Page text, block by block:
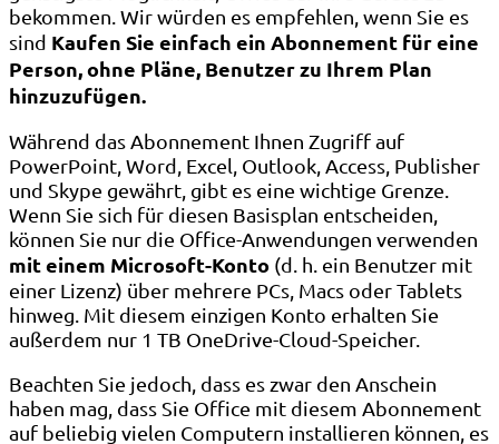
bekommen. Wir würden es empfehlen, wenn Sie es
sind Kaufen Sie einfach ein Abonnement für eine
Person, ohne Pläne, Benutzer zu Ihrem Plan
hinzuzufügen.
Während das Abonnement Ihnen Zugriff auf
PowerPoint, Word, Excel, Outlook, Access, Publisher
und Skype gewährt, gibt es eine wichtige Grenze.
Wenn Sie sich für diesen Basisplan entscheiden,
können Sie nur die Office-Anwendungen verwenden
mit einem Microsoft-Konto (d. h. ein Benutzer mit
einer Lizenz) über mehrere PCs, Macs oder Tablets
hinweg. Mit diesem einzigen Konto erhalten Sie
außerdem nur 1 TB OneDrive-Cloud-Speicher.
Beachten Sie jedoch, dass es zwar den Anschein
haben mag, dass Sie Office mit diesem Abonnement
auf beliebig vielen Computern installieren können, es